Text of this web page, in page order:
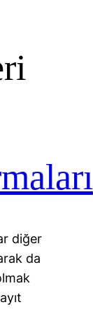
diğer
da